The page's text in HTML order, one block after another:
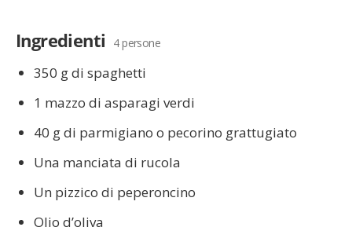
Ingredienti 4 persone
350 g di spaghetti
1 mazzo di asparagi verdi
40 g di parmigiano o pecorino grattugiato
Una manciata di rucola
Un pizzico di peperoncino
Olio d’oliva